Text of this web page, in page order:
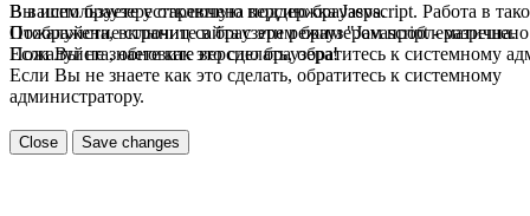
В вашем браузере отключена поддержка Jasvscript. Работа в
Пожалуйста, включите в браузере режим "Javascript -
Если Вы не знаете как это сделать, обратитесь к системному
Вы используете устаревшую версию браузера.
Отображение страниц сайта с этим браузером проблематична.
Пожалуйста, обновите версию браузера!
Если Вы не знаете как это сделать, обратитесь к системному
администратору.
Close Save changes